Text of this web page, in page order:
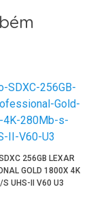
256GB LEXAR
GOLD 1800X 4K
S UHS-II V60 U3